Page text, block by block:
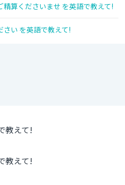
算くださいませ を英語で教えて!
い を英語で教えて!
教えて!
教えて!